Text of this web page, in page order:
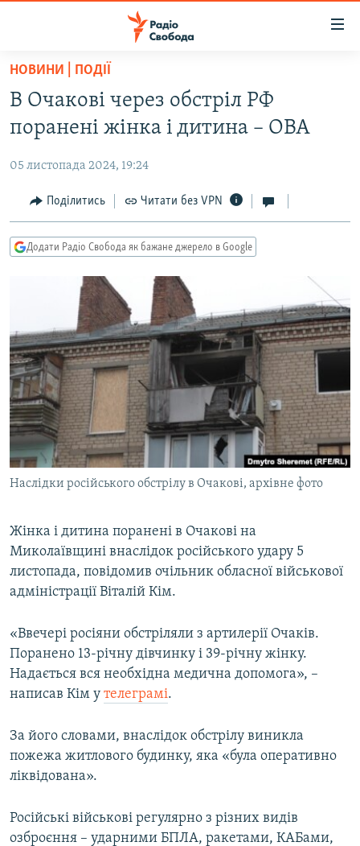
Перейти
основного
матеріалу
Перейти
до
навігації
Перейти
до
СТАТТІ
ПОЛІТИКА
ЕКОНОМІКА
КУЛЬТУРА
СВІТ
ВІЙНА
РОСІЙСЬКА «ФІЛЬТРАЦІЯ»
КРИМ.РЕАЛІЇ
КИТАЙ.ВИКЛИКИ
МУЛЬТИМЕДІА
ФОТО
СПЕЦПРОЄКТИ
ПОДКАСТИ
РУС
УКР
КТАТ
ДОЛУЧАЙСЯ!
Усі сайти RFE/RL
НОВИНИ | ПОДІЇ
В Очакові через обстріл РФ
поранені жінка і дитина – ОВА
05 листопада 2024, 19:24
Поділитись Читати без VPN
Додати Радіо Свобода як бажане джерело в Google
Наслідки російського обстрілу в Очакові, архівне фото
Жінка і дитина поранені в Очакові на
Миколаївщині внаслідок російського удару 5
листопада, повідомив очільник обласної військової
адміністрації Віталій Кім.
«Ввечері росіяни обстріляли з артилерії Очаків.
Поранено 13-річну дівчинку і 39-річну жінку.
Надається вся необхідна медична допомога», –
написав Кім у телеграмі.
За його словами, внаслідок обстрілу виникла
пожежа житлового будинку, яка «була оперативно
ліквідована».
Російські військові регулярно з різних видів
озброєння – ударними БПЛА, ракетами, КАБами,